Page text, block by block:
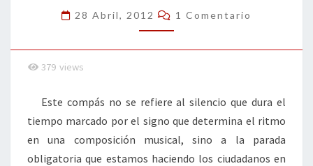
ESPERA
28 Abril, 2012 Comentarios
1 Comentario
379 views
Este compás no se refiere al silencio que dura el
tiempo marcado por el signo que determina el ritmo
en una composición musical, sino a la parada
obligatoria que estamos haciendo los ciudadanos en